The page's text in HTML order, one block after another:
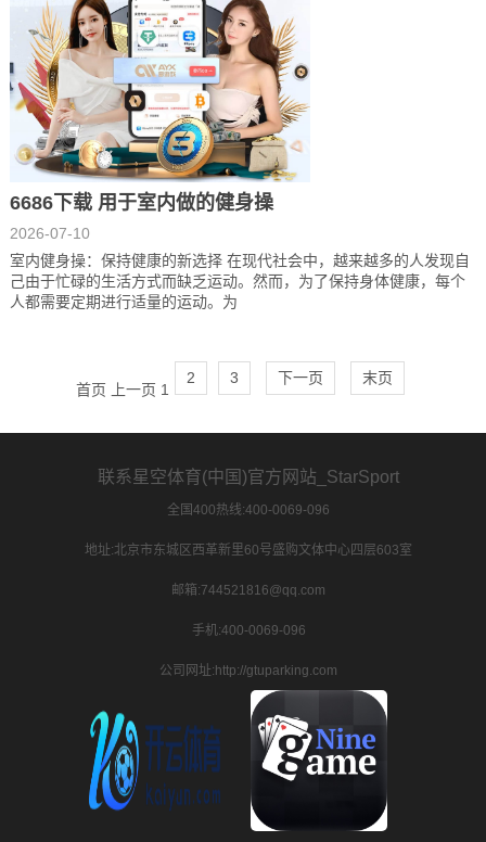
6686下载 用于室内做的健身操
2026-07-10
室内健身操：保持健康的新选择 在现代社会中，越来越多的人发现自
己由于忙碌的生活方式而缺乏运动。然而，为了保持身体健康，每个
人都需要定期进行适量的运动。为
首页 上一页 1
2 3 下一页 末页
联系星空体育(中国)官方网站_StarSport
全国400热线:400-0069-096
地址:北京市东城区西革新里60号盛购文体中心四层603室
邮箱:744521816@qq.com
手机:400-0069-096
公司网址:http://gtuparking.com